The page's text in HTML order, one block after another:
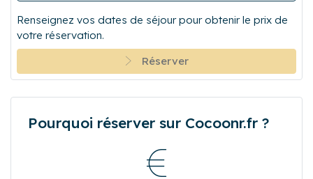
Renseignez vos dates de séjour pour obtenir le prix de
votre réservation.
Réserver
Pourquoi réserver sur Cocoonr.fr ?